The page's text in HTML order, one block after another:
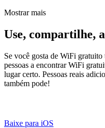
Mostrar mais
Use, compartilhe,
Se você gosta de WiFi
pessoas a encontrar WiFi
lugar certo. Pessoas reais
também pode!
Baixe para iOS